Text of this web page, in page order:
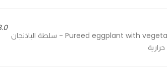
Pureed eggplant with vegetables and pomegranate seasoned with lemon & olive oil dressing - سلطة الباذنجان